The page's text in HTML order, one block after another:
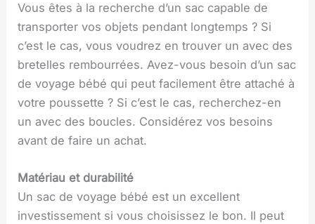
Vous êtes à la recherche d’un sac capable de
transporter vos objets pendant longtemps ? Si
c’est le cas, vous voudrez en trouver un avec des
bretelles rembourrées. Avez-vous besoin d’un sac
de voyage bébé qui peut facilement être attaché à
votre poussette ? Si c’est le cas, recherchez-en
un avec des boucles. Considérez vos besoins
avant de faire un achat.
Matériau et durabilité
Un sac de voyage bébé est un excellent
investissement si vous choisissez le bon. Il peut